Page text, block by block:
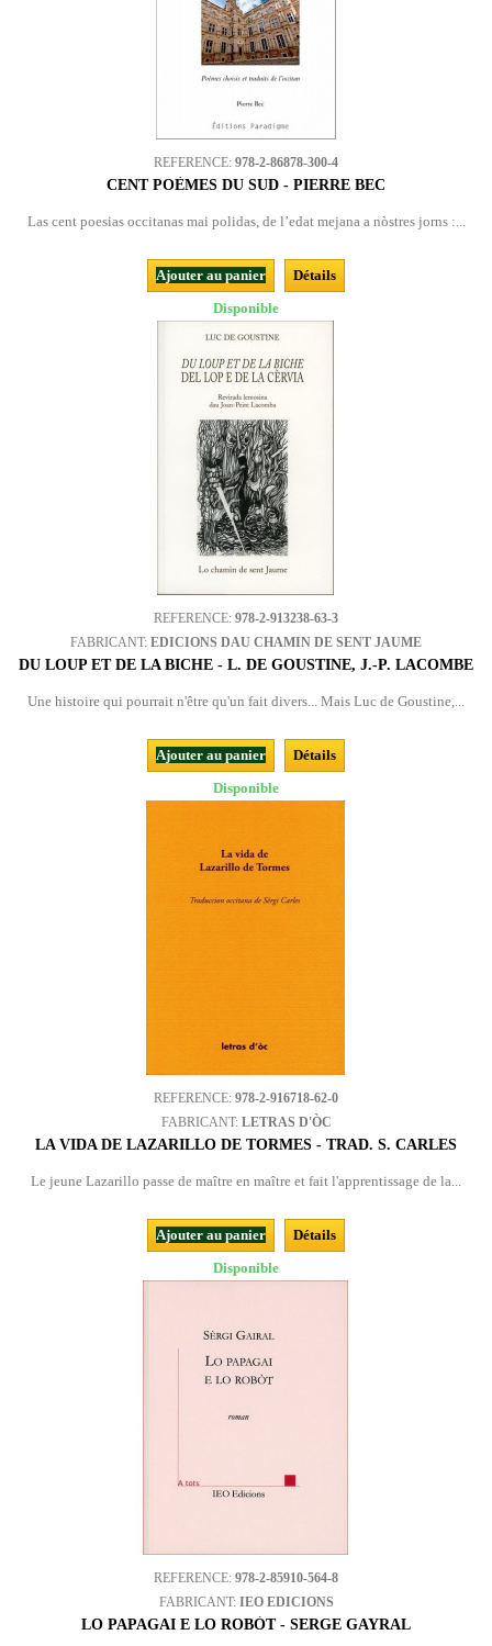
REFERENCE: 978-2-86878-300-4
CENT POÈMES DU SUD - PIERRE BEC
Las cent poesias occitanas mai polidas, de l’edat mejana a nòstres jorns :...
Ajouter au panier
Détails
Disponible
REFERENCE: 978-2-913238-63-3
FABRICANT: EDICIONS DAU CHAMIN DE SENT JAUME
DU LOUP ET DE LA BICHE - L. DE GOUSTINE, J.-P. LACOMBE
Une histoire qui pourrait n'être qu'un fait divers... Mais Luc de Goustine,...
Ajouter au panier
Détails
Disponible
REFERENCE: 978-2-916718-62-0
FABRICANT: LETRAS D'ÒC
LA VIDA DE LAZARILLO DE TORMES - TRAD. S. CARLES
Le jeune Lazarillo passe de maître en maître et fait l'apprentissage de la...
Ajouter au panier
Détails
Disponible
REFERENCE: 978-2-85910-564-8
FABRICANT: IEO EDICIONS
LO PAPAGAI E LO ROBÒT - SERGE GAYRAL